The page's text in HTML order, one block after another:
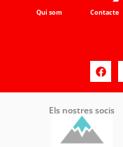
Qui som Contacte
Els nostres socis